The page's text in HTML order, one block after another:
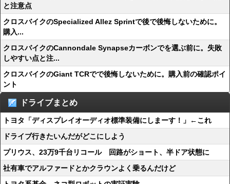
と注意点
クロスバイクのSpecialized Allez Sprintで後で後悔しないために。
購入...
クロスバイクのCannondale Synapseカーボンでを選ぶ前に。失敗
しやすい点と注...
クロスバイクのGiant TCRでで後悔しないために。購入前の確認ポイ
ント
ドライブまとめ
トヨタ「ディスプレイオーディオ標準装備にしまーす！」←これ
ドライブ行きたいんだがどこにしよう
プリウス、23万9千台リコール 回路がショート、半ドア状態に
社有車でアルファードとかクラウンよく乗るんだけど